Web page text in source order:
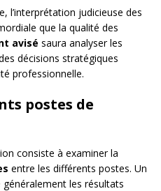
l’interprétation judicieuse des
que la qualité des
avisé saura analyser les
décisions stratégiques
professionnelle.
postes de
consiste à examiner la
entre les différents postes. Un
généralement les résultats